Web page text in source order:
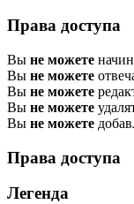
Права доступа
Вы не можете
Вы не можете
Вы не можете
Вы не можете
Вы не можете
Права доступа
Легенда